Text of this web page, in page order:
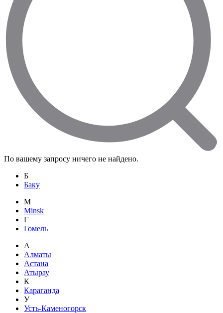
По вашему запросу ничего не найдено.
Б
Баку
M
Minsk
Г
Гомель
А
Алматы
Астана
Атырау
К
Караганда
У
Усть-Каменогорск